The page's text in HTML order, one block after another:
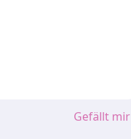
Gefällt mir